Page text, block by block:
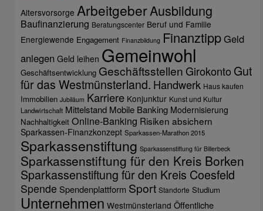
Altersvorsorge ArbeitgeberAusbildung
Baufinanzierung Beratungscenter Beruf und Familie
Energiewende Engagement Finanzbildung FinanztippGeld
anlegen Geld leihen Gemeinwohl
Geschäftsentwicklung Geschäftsstellen Girokonto Gut
für das Westmünsterland. Handwerk Haus kaufen
Immobilien Jubiläum Karriere Konjunktur Kunst und Kultur
Landwirtschaft Mittelstand Mobile Banking Modernisierung
Nachhaltigkeit Online-Banking Risiken absichern
Sparkassen-Finanzkonzept Sparkassen-Marathon 2015
Sparkassenstiftung Sparkassenstiftung für Billerbeck
Sparkassenstiftung für den Kreis Borken
Sparkassenstiftung für den Kreis Coesfeld
Spende Spendenplattform Sport Standorte Studium
Unternehmen Westmünsterland Öffentliche